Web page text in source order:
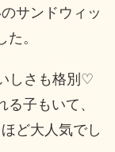
サンドウィッ
。
しさも格別 ♡
る子もいて、
ど大人気でし